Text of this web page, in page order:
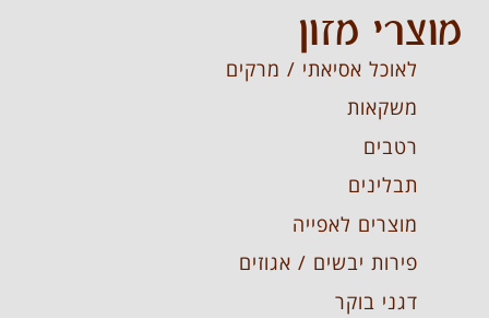
מוצרי מזון
לאוכל אסיאתי / מרקים
משקאות
רטבים
תבלינים
מוצרים לאפייה
פירות יבשים / אגוזים
דגני בוקר